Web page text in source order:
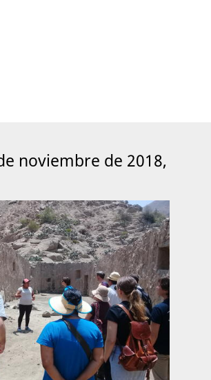
noviembre de 2018,